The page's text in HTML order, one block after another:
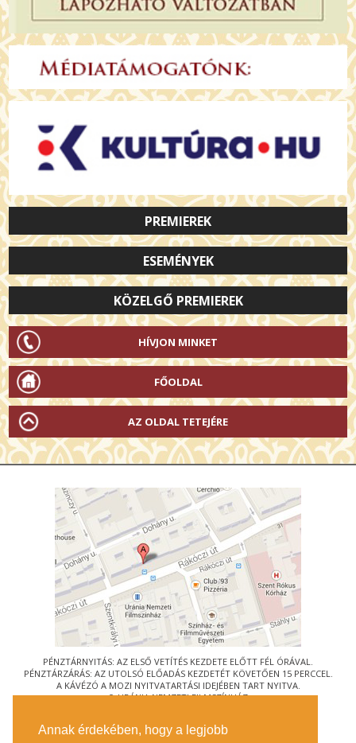
Annak érdekében, hogy a legjobb
PREMIEREK
ESEMÉNYEK
KÖZELGŐ PREMIEREK
HÍVJON MINKET
FŐOLDAL
AZ OLDAL TETEJÉRE
PÉNZTÁRNYITÁS: AZ ELSŐ VETÍTÉS KEZDETE ELŐTT FÉL ÓRÁVAL.
PÉNZTÁRZÁRÁS: AZ UTOLSÓ ELŐADÁS KEZDETÉT KÖVETŐEN 15 PERCCEL.
A KÁVÉZÓ A MOZI NYITVATARTÁSI IDEJÉBEN TART NYITVA.
© URÁNIA NEMZETI FILMSZÍNHÁZ
1088 BUDAPEST, RÁKÓCZI ÚT 21.